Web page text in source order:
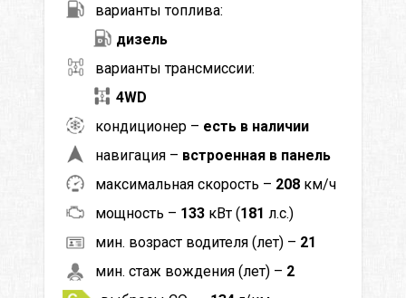
варианты топлива:
дизель
варианты трансмиссии:
4WD
кондиционер – есть в наличии
навигация – встроенная в панель
максимальная скорость – 208 км/ч
мощность – 133 кВт (181 л.с.)
мин. возраст водителя (лет) – 21
мин. стаж вождения (лет) – 2